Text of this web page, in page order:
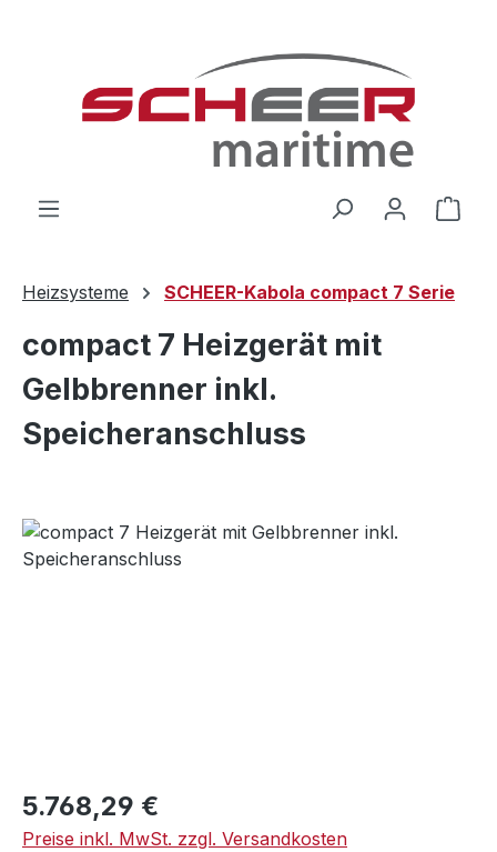
Heizsysteme SCHEER-Kabola compact 7 Serie
compact 7 Heizgerät mit
Gelbbrenner inkl.
Speicheranschluss
Bildergalerie überspringen
Regulärer Preis:
5.768,29 €
Preise inkl. MwSt. zzgl. Versandkosten